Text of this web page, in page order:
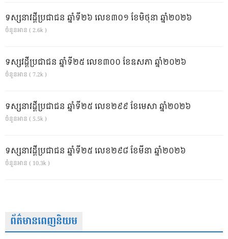
ទស្សនាវដ្ដីប្រជាជន ឆ្នាំទី២៦ លេខ៣០១ ខែមិថុនា ឆ្នាំ២០២៦
ចំនួនអាន ( 2.6k )
ទស្សវដ្តីប្រជាជន ឆ្នាំទី២៥ លេខ៣០០ ខែឧសភា ឆ្នាំ២០២៦
ចំនួនអាន ( 7.2k )
ទស្សនាវដ្ដីប្រជាជន ឆ្នាំទី២៥ លេខ២៩៩ ខែមេសា ឆ្នាំ២០២៦
ចំនួនអាន ( 5.5k )
ទស្សនាវដ្ដីប្រជាជន ឆ្នាំទី២៥ លេខ២៩៨ ខែមីនា ឆ្នាំ២០២៦
ចំនួនអាន ( 10.3k )
ព័ត៌មានពេញនិយម